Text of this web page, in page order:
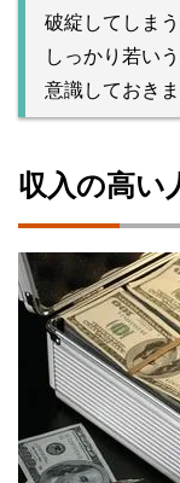
破綻してしま
しっかり若い
意識しておきま
収入の高い